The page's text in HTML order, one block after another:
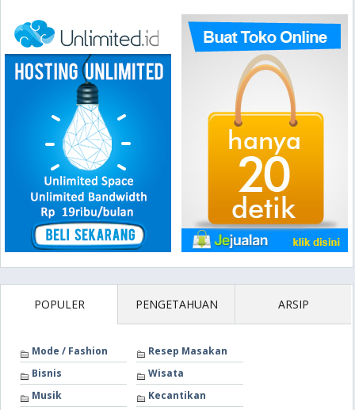
POPULER PENGETAHUAN ARSIP
Mode / Fashion
Resep Masakan
Bisnis
Wisata
Musik
Kecantikan